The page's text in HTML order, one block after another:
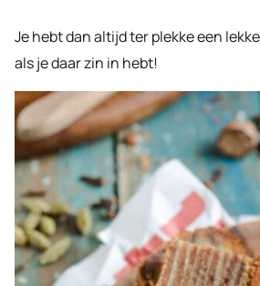
Je hebt dan altijd ter plekke een
als je daar zin in hebt!